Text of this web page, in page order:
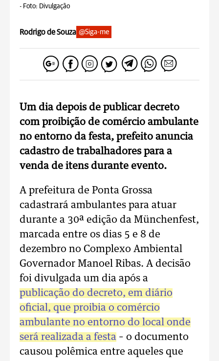
- Foto: Divulgação
Rodrigo de Souza @Siga-me
Um dia depois de publicar decreto
com proibição de comércio ambulante
no entorno da festa, prefeito anuncia
cadastro de trabalhadores para a
venda de itens durante evento.
A prefeitura de Ponta Grossa
cadastrará ambulantes para atuar
durante a 30ª edição da Münchenfest,
marcada entre os dias 5 e 8 de
dezembro no Complexo Ambiental
Governador Manoel Ribas. A decisão
foi divulgada um dia após a
publicação do decreto, em diário
oficial, que proibia o comércio
ambulante no entorno do local onde
será realizada a festa – o documento
causou polêmica entre aqueles que